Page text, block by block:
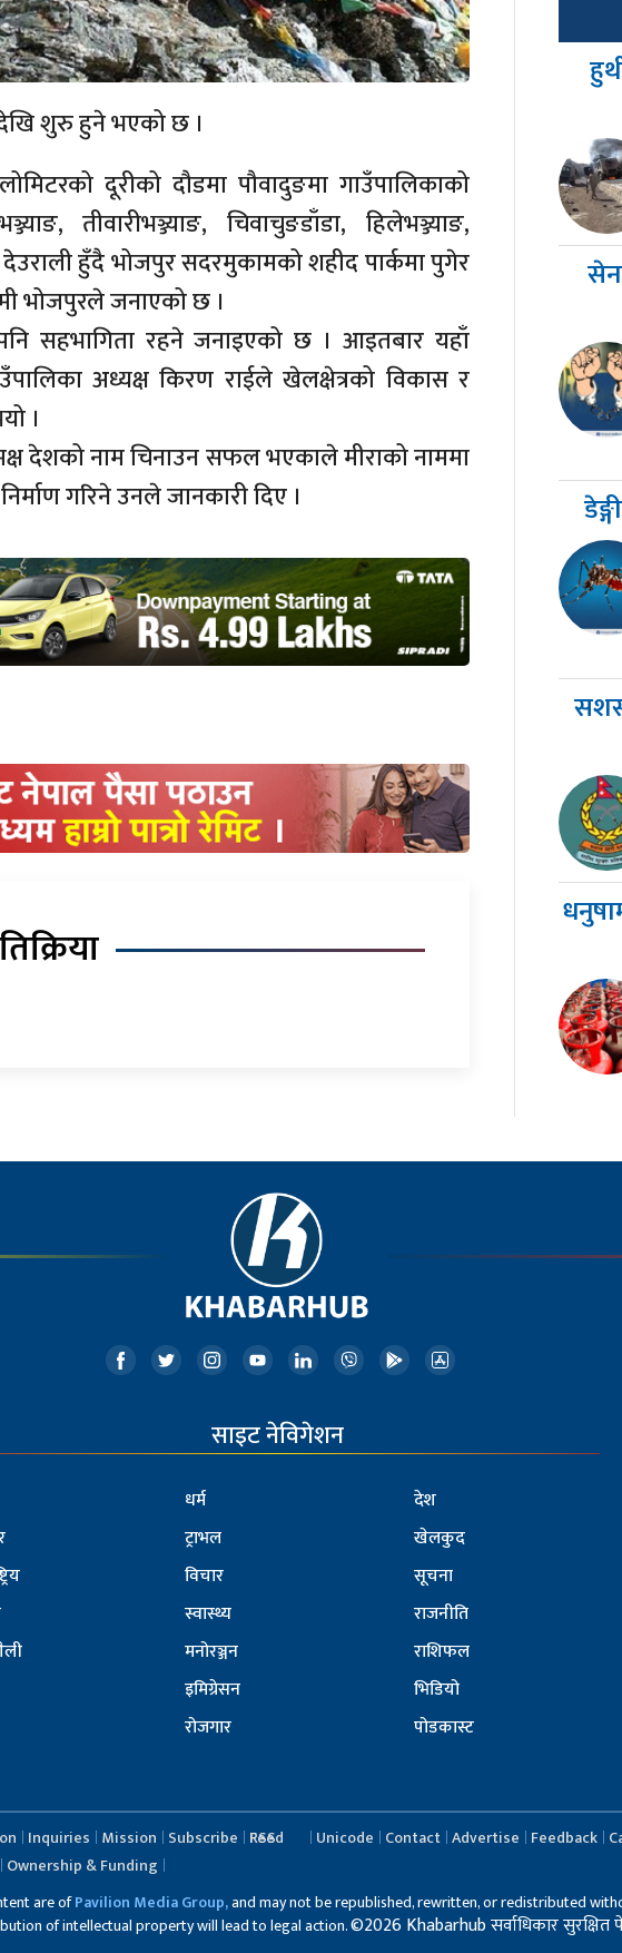
शुरु हुने भएको छ ।
दूरीको दौडमा पौवादुङमा गाउँपालिकाको
तीवारीभञ्ज्याङ, चिवाचुङडाँडा, हिलेभञ्ज्याङ,
हुँदै भोजपुर सदरमुकामको शहीद पार्कमा पुगेर
भोजपुरले जनाएको छ ।
सहभागिता रहने जनाइएको छ । आइतबार यहाँ
अध्यक्ष किरण राईले खेलक्षेत्रको विकास र
।
देशको नाम चिनाउन सफल भएकाले मीराको नाममा
गरिने उनले जानकारी दिए ।
साइट नेविगेशन
धर्म
ट्राभल
विचार
स्वास्थ्य
मनोरञ्जन
इमिग्रेसन
रोजगार
देश
खेलकुद
सूचना
राजनीति
राशिफल
भिडियो
पोडकास्ट
Inquiries Mission Subscribe RSS Feed Unicode Contact Advertise Feedback
Ownership & Funding
are ofPavilion Media Group,and may not be republished, rewritten, or redistributed
of intellectual property will lead to legal action.©2026 Khabarhub सर्वाधिकार सुरक्षित